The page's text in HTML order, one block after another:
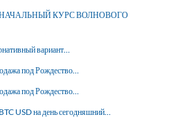
КУРС ВОЛНОВОГО
вариант…
под Рождество…
под Рождество…
BTC USD на день сегодняшний…